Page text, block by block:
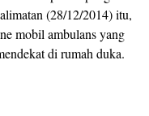
(28/12/2014) itu,
mobil ambulans yang
di rumah duka.